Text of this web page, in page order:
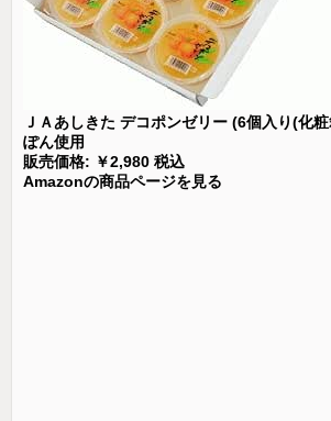
ＪＡあしきた デコポンゼリー (6個入り(化
ぽん使用
販売価格: ￥2,980 税込
Amazonの商品ページを見る